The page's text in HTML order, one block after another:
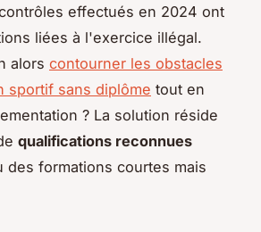
effectués en 2024 ont
liées à l'exercice illégal.
alors contourner les obstacles
sportif sans diplôme tout en
? La solution réside
qualifications reconnues
des formations courtes mais